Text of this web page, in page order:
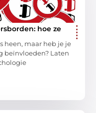
hoe ze
heen, maar heb je je
beïnvloeden? Laten